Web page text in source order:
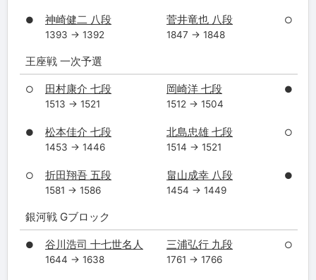
● 神崎健二 八段
1393 → 1392
菅井竜也 八段
1847 → 1848
○
王座戦 一次予選
○ 田村康介 七段
1513 → 1521
岡崎洋 七段
1512 → 1504
●
● 松本佳介 七段
1453 → 1446
北島忠雄 七段
1514 → 1521
○
○ 折田翔吾 五段
1581 → 1586
畠山成幸 八段
1454 → 1449
●
銀河戦 Gブロック
● 谷川浩司 十七世名人
1644 → 1638
三浦弘行 九段
1761 → 1766
○